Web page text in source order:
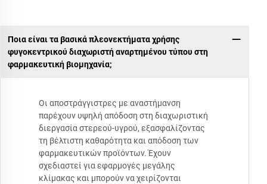
Ποια είναι τα βασικά πλεονεκτήματα χρήσης
φυγοκεντρικού διαχωριστή αναρτημένου τύπου στη
φαρμακευτική βιομηχανία;
Οι αποστράγγιστρες με αναστήμανση
παρέχουν υψηλή απόδοση στη διαχωριστική
διεργασία στερεού-υγρού, εξασφαλίζοντας
τη βέλτιστη καθαρότητα και απόδοση των
φαρμακευτικών προϊόντων. Έχουν
σχεδιαστεί για εφαρμογές μεγάλης
κλίμακας και μπορούν να χειρίζονται